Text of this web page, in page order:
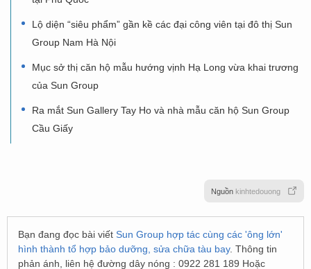
Lộ diện “siêu phẩm” gần kề các đại công viên tại đô thị Sun
Group Nam Hà Nội
Mục sở thị căn hộ mẫu hướng vịnh Hạ Long vừa khai trương
của Sun Group
Ra mắt Sun Gallery Tay Ho và nhà mẫu căn hộ Sun Group
Cầu Giấy
Nguồn kinhtedouong
Bạn đang đọc bài viết Sun Group hợp tác cùng các 'ông lớn'
hình thành tổ hợp bảo dưỡng, sửa chữa tàu bay. Thông tin
phản ánh, liên hệ đường dây nóng : 0922 281 189 Hoặc